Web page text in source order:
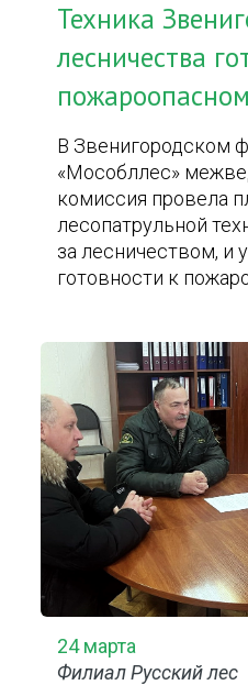
Техника
лесничества
В Звенигородском
«Мособллес»
комиссия провела
лесопатрульной
за лесничеством, и
готовности к
24 марта
Филиал Русский лес